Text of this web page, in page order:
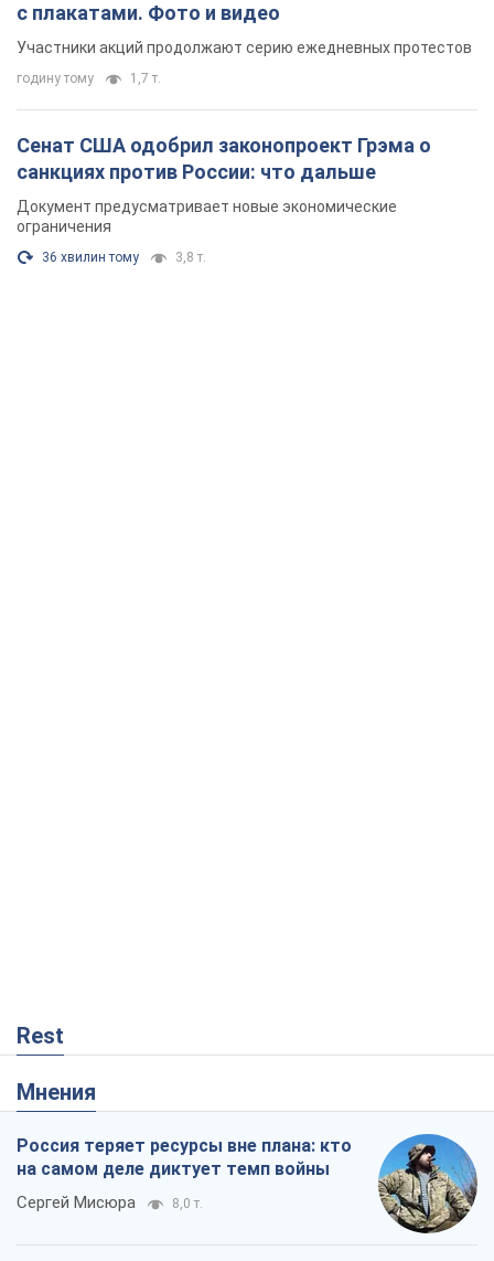
с плакатами. Фото и видео
Участники акций продолжают серию ежедневных протестов
годину тому 1,7 т.
Сенат США одобрил законопроект Грэма о
санкциях против России: что дальше
Документ предусматривает новые экономические
ограничения
36 хвилин тому 3,8 т.
Rest
Мнения
Россия теряет ресурсы вне плана: кто
на самом деле диктует темп войны
Сергей Мисюра 8,0 т.